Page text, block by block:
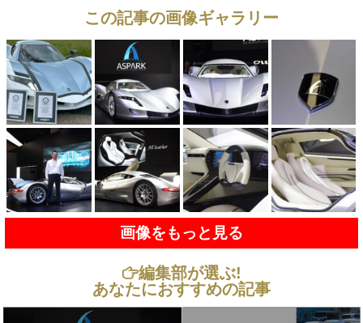
この記事の画像ギャラリー
画像をもっと見る
編集部が選ぶ!
あなたにおすすめの記事